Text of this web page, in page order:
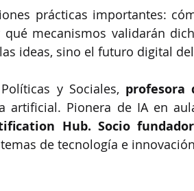
prácticas importantes:
mecanismos validarán
ideas, sino el futuro digital
y Sociales, profesora
artificial. Pionera de IA en
Hub. Socio
de tecnología e